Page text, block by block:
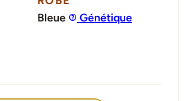
Bleue
Génétique